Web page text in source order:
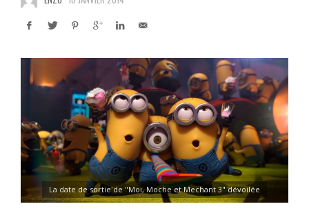
La date de sortie de "Moi, Moche et Mechant 3" dévoilée